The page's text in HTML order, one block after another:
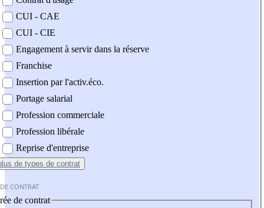
CUI - CAE
CUI - CIE
Engagement à servir dans la réserve
Franchise
Insertion par l'activ.éco.
Portage salarial
Profession commerciale
Profession libérale
Reprise d'entreprise
de types de contrat
CONTRAT
de contrat